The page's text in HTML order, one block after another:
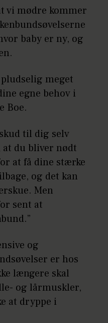
vi mødre kommer
baby er ny, og
meget
egne behov i
Boe.
til dig selv
du bliver nødt
at få dine stærke
og det kan
Men
sent at
og
er hos
længere skal
og lårmuskler,
at dryppe i